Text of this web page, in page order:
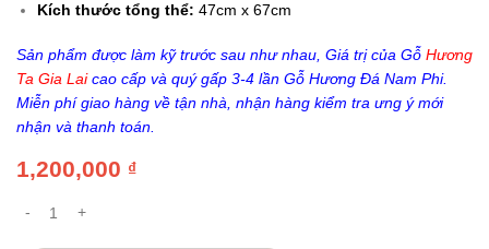
Kích thước tổng thể: 47cm x 67cm
Sản phẩm được làm kỹ trước sau như nhau, Giá trị của Gỗ Hương
Ta Gia Laicao cấp và quý gấp 3-4 lần Gỗ Hương Đá Nam Phi.
Miễn phí giao hàng về tận nhà, nhận hàng kiểm tra ưng ý mới
nhận và thanh toán.
1,200,000 ₫